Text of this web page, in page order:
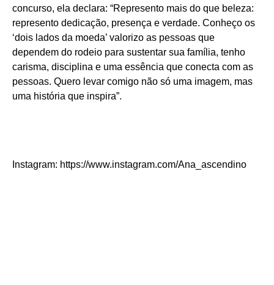
concurso, ela declara: “Represento mais do que beleza:
represento dedicação, presença e verdade. Conheço os
‘dois lados da moeda’ valorizo as pessoas que
dependem do rodeio para sustentar sua família, tenho
carisma, disciplina e uma essência que conecta com as
pessoas. Quero levar comigo não só uma imagem, mas
uma história que inspira”.
Instagram: https://www.instagram.com/Ana_ascendino